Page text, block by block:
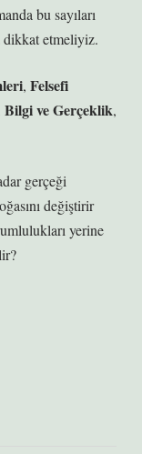
bu sayıları
dikkat etmeliyiz.
, Felsefi
Bilgi ve Gerçeklik,
gerçeği
değiştirir
yerine